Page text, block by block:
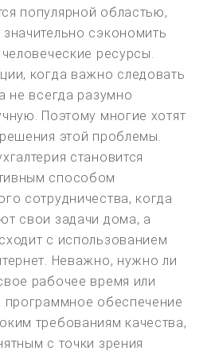
популярной областью,
сэкономить
ресурсы.
когда важно следовать
не всегда разумно
Поэтому многие хотят
этой проблемы.
становится
способом
сотрудничества, когда
свои задачи дома, а
с использованием
Неважно, нужно ли
рабочее время или
программное обеспечение
требованиям качества,
с точки зрения